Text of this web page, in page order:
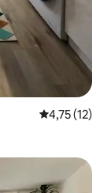
Note
4,75 (12)